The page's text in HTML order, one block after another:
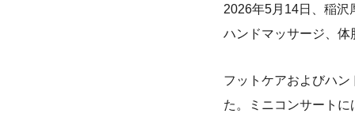
2026年5月14日、稲沢
ハンドマッサージ、
フットケアおよびハ
た。ミニコンサート